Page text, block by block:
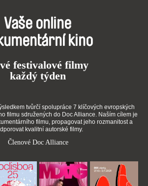
Vaše online
kino
festivalové filmy
každý týden
tvůrčí spolupráce 7 klíčových evropských
filmu sdružených do Doc Alliance. Naším cílem je
filmu, propagovat jeho rozmanitost a
kvalitní autorské filmy.
Členové Doc Alliance